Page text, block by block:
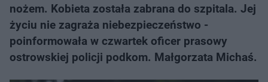
nożem. Kobieta została zabrana do szpitala. Jej
życiu nie zagraża niebezpieczeństwo -
poinformowała w czwartek oficer prasowy
ostrowskiej policji podkom. Małgorzata Michaś.